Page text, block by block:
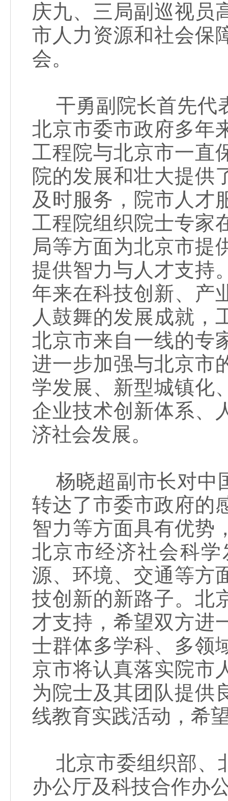
庆九、三局副巡视员
市人力资源和社会保
会。
干勇副院长首先代
北京市委市政府多年
工程院与北京市一直
院的发展和壮大提供
及时服务，院市人才
工程院组织院士专家
局等方面为北京市提
提供智力与人才支持
年来在科技创新、产
人鼓舞的发展成就，
北京市来自一线的专
进一步加强与北京市
学发展、新型城镇化
企业技术创新体系、
济社会发展。
杨晓超副市长对中
转达了市委市政府的
智力等方面具有优势
北京市经济社会科
源、环境、交通等方
技创新的新路子。北
才支持，希望双方进
士群体多学科、多领
京市将认真落实院市
为院士及其团队提供
线教育实践活动，希
北京市委组织部、
办公厅及科技合作办